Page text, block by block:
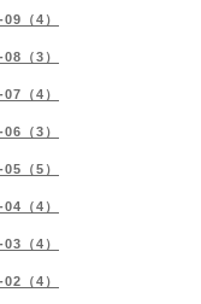
（4）
（3）
（4）
（3）
（5）
（4）
（4）
（4）